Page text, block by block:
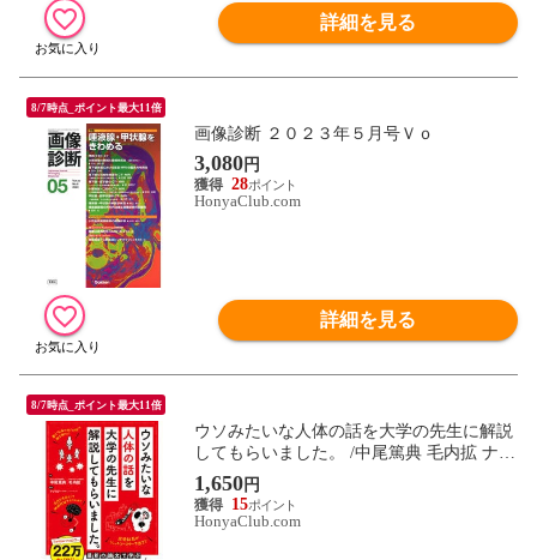
詳細を見る
8/7時点_ポイント最大11倍
画像診断 ２０２３年５月号Ｖｏ
3,080円
28
HonyaClub.com
詳細を見る
8/7時点_ポイント最大11倍
ウソみたいな人体の話を大学の先生に解説
してもらいました。 /中尾篤典 毛内拡 ナゾ
ロジー
1,650円
15
HonyaClub.com